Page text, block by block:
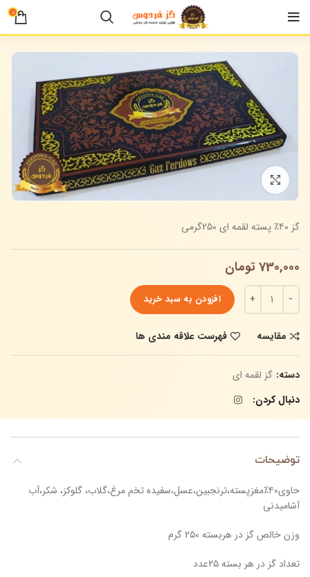
0
برای بزرگنمایی کلیک کنید
گز ۴۰٪ پسته لقمه ای 250گرمی
730,000 تومان
افزودن به سبد خرید
مقایسه فهرست علاقه مندی ها
دسته: گز لقمه ای
دنبال کردن
توضیحات
حاوی۴۰٪مغزپسته،ترنجبین،عسل،سفیده تخم مرغ،گلاب، گلوکز، شکر،آب
آشامیدنی
وزن خالص گز در هربسته ۲۵۰ گرم
تعداد گز در هر بسته ۲۵عدد